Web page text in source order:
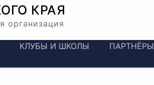
КРАЯ
организация
КЛУБЫ И ШКОЛЫ ПАРТНЁРЫ